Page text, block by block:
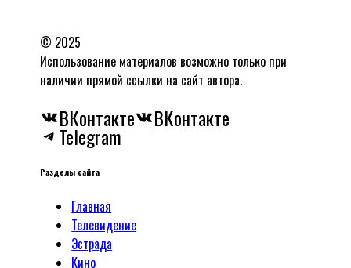
© 2025
Использование материалов возможно только при
наличии прямой ссылки на сайт автора.
ВКонтакте ВКонтакте
Telegram
Разделы сайта
Главная
Телевидение
Эстрада
Кино